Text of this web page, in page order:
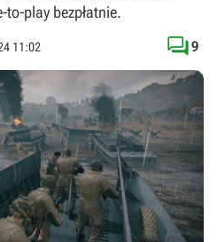
play bezpłatnie.
11:02 9